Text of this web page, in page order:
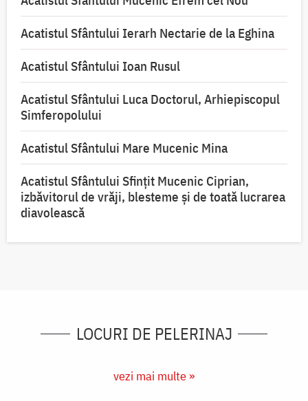
Acatistul Sfântului Ierarh Nectarie de la Eghina
Acatistul Sfântului Ioan Rusul
Acatistul Sfântului Luca Doctorul, Arhiepiscopul
Simferopolului
Acatistul Sfântului Mare Mucenic Mina
Acatistul Sfântului Sfințit Mucenic Ciprian,
izbăvitorul de vrăji, blesteme și de toată lucrarea
diavolească
LOCURI DE PELERINAJ
vezi mai multe »